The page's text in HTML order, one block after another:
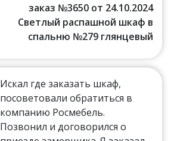
заказ №3650 от 24.10.2024
Светлый распашной шкаф в
спальню №279 глянцевый
Искал где заказать шкаф,
посоветовали обратиться в
компанию Росмебель.
Позвонил и договорился о